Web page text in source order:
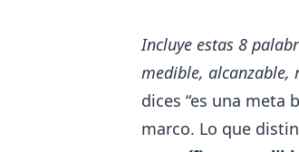
Incluye estas 8
medible, alcanzable,
dices “es una meta
marco. Lo que